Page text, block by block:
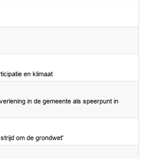
en klimaat
in de gemeente als speerpunt in
om de grondwet'